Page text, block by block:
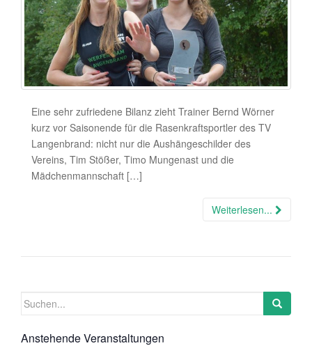
Eine sehr zufriedene Bilanz zieht Trainer Bernd Wörner
kurz vor Saisonende für die Rasenkraftsportler des TV
Langenbrand: nicht nur die Aushängeschilder des
Vereins, Tim Stößer, Timo Mungenast und die
Mädchenmannschaft […]
Weiterlesen...
Suchen
Anstehende Veranstaltungen